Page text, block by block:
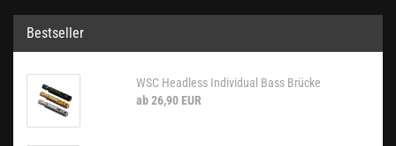
Bestseller
WSC Headless Individual Bass Brücke
ab 26,90 EUR